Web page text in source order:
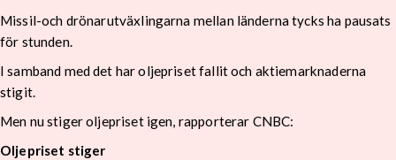
Missil-och drönarutväxlingarna mellan länderna tycks ha pausats
för stunden.
I samband med det har oljepriset fallit och aktiemarknaderna
stigit.
Men nu stiger oljepriset igen, rapporterar CNBC:
Oljepriset stiger